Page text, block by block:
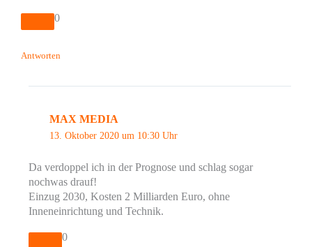
0
Antworten
MAX MEDIA
13. Oktober 2020 um 10:30 Uhr
Da verdoppel ich in der Prognose und schlag sogar
nochwas drauf!
Einzug 2030, Kosten 2 Milliarden Euro, ohne
Inneneinrichtung und Technik.
0